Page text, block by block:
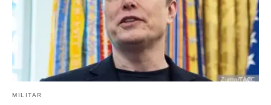
MILITAR